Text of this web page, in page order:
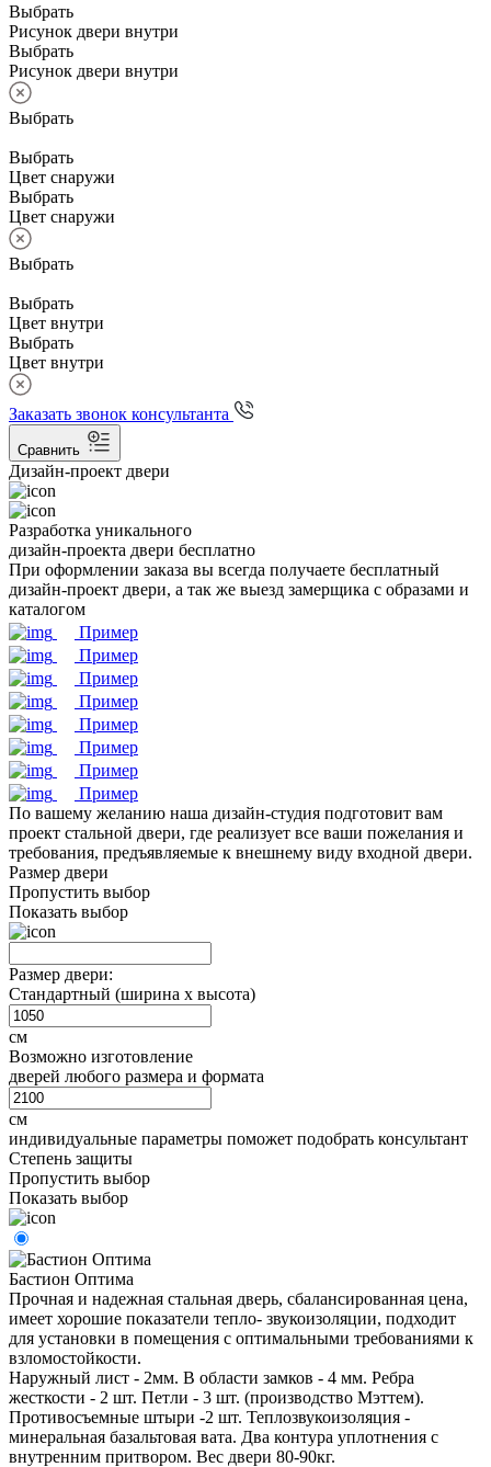
Выбрать
Рисунок двери внутри
Выбрать
Рисунок двери внутри
Выбрать
Выбрать
Цвет снаружи
Выбрать
Цвет снаружи
Выбрать
Выбрать
Цвет внутри
Выбрать
Цвет внутри
Заказать звонок консультанта
Сравнить
Дизайн-проект двери
Разработка уникального
дизайн-проекта двери бесплатно
При оформлении заказа вы всегда получаете бесплатный
дизайн-проект двери, а так же выезд замерщика с образами и
каталогом
Пример
Пример
Пример
Пример
Пример
Пример
Пример
Пример
По вашему желанию наша дизайн-студия подготовит вам
проект стальной двери, где реализует все ваши пожелания и
требования, предъявляемые к внешнему виду входной двери.
Размер двери
Пропустить выбор
Показать выбор
Размер двери:
Стандартный (ширина х высота)
см
Возможно изготовление
дверей любого размера и формата
см
индивидуальные параметры поможет подобрать консультант
Степень защиты
Пропустить выбор
Показать выбор
Бастион Оптима
Прочная и надежная стальная дверь, сбалансированная цена,
имеет хорошие показатели тепло- звукоизоляции, подходит
для установки в помещения с оптимальными требованиями к
взломостойкости.
Наружный лист - 2мм. В области замков - 4 мм. Ребра
жесткости - 2 шт. Петли - 3 шт. (производство Мэттем).
Противосъемные штыри -2 шт. Теплозвукоизоляция -
минеральная базальтовая вата. Два контура уплотнения с
внутренним притвором. Вес двери 80-90кг.